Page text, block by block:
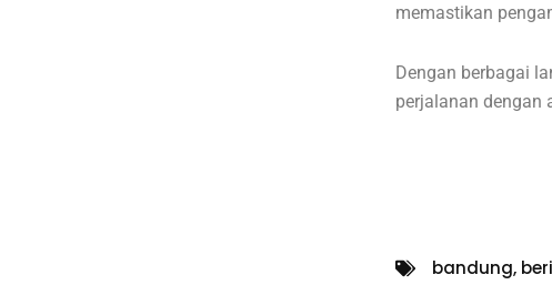
memastikan
Dengan berbagai
perjalanan dengan
bandung,